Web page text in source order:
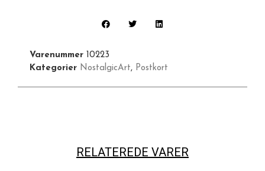
Varenummer 10223
Kategorier NostalgicArt, Postkort
RELATEREDE VARER